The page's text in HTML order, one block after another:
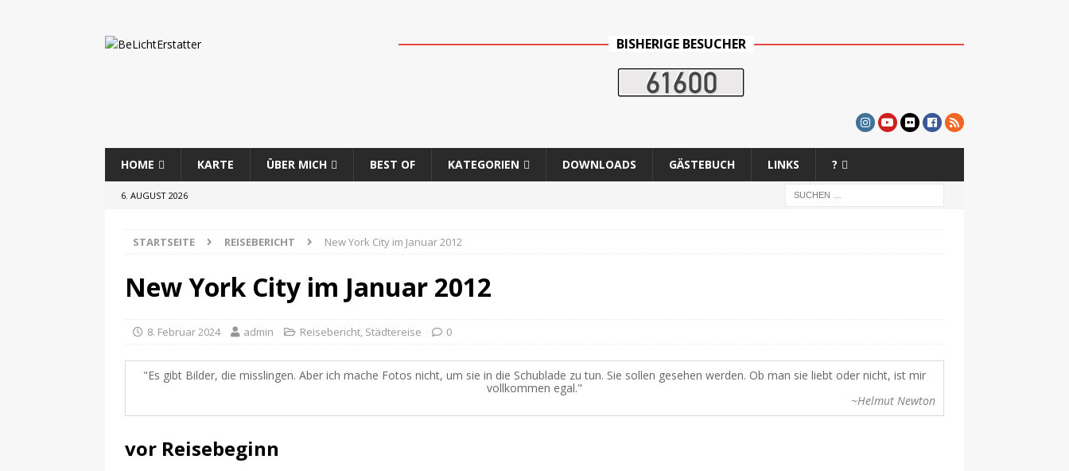
BISHERIGE BESUCHER
HOME KARTE ÜBER MICH BEST OF KATEGORIEN DOWNLOADS GÄSTEBUCH LINKS ?
6. AUGUST 2026
STARTSEITE REISEBERICHT New York City im Januar 2012
New York City im Januar 2012
8. Februar 2024 admin Reisebericht, Städtereise 0
Es gibt Bilder, die misslingen. Aber ich mache Fotos nicht, um sie in die Schublade zu tun. Sie sollen gesehen werden. Ob man sie liebt oder nicht, ist mir
vollkommen egal.
~Helmut Newton
vor Reisebeginn